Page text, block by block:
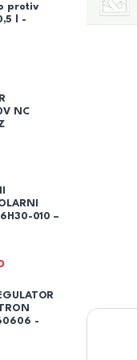
protiv
l -
NC
010 –
-